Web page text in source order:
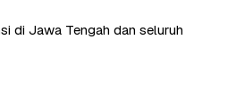
di Jawa Tengah dan seluruh